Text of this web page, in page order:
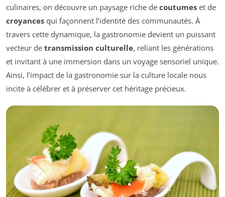
culinaires, on découvre un paysage riche de coutumes et de
croyances qui façonnent l’identité des communautés. À
travers cette dynamique, la gastronomie devient un puissant
vecteur de transmission culturelle, reliant les générations
et invitant à une immersion dans un voyage sensoriel unique.
Ainsi, l’impact de la gastronomie sur la culture locale nous
incite à célébrer et à préserver cet héritage précieux.